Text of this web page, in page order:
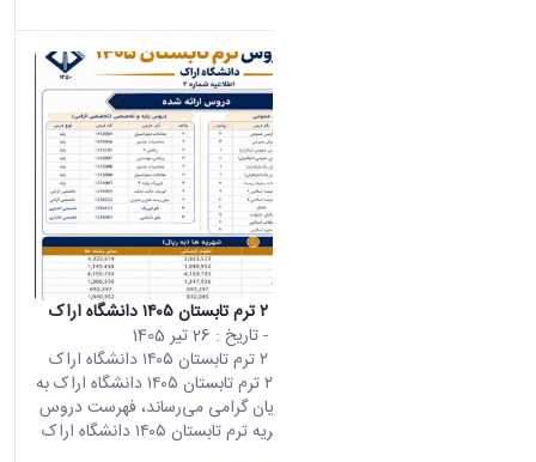
- تاریخ : 26 تیر 1405
اطلاعیه شماره ۲ ترم تابستان ۱۴۰۵ دانشگاه اراک
اطلاعیه شماره ۲ ترم تابستان ۱۴۰۵ دانشگاه اراک به
اطلاع دانشجویان گرامی می‌رساند، فهرست دروس
ارائه‌شده و شهریه ترم تابستان ۱۴۰۵ دانشگاه اراک